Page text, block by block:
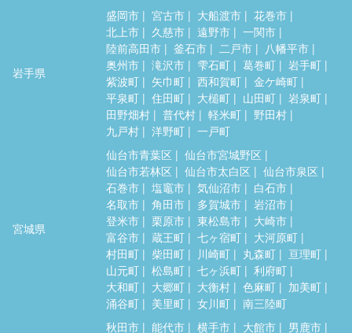
岩手県
盛岡市 宮古市 大船渡市
花巻市
北上市
久慈市 遠野市
一関市
陸前高田市
釜石市 二戸市
八幡平市
奥州市
滝沢市 雫石町 葛巻町
岩手町
紫波町
矢巾町 西和賀町
金ケ崎町
平泉町
住田町 大槌町 山田町
岩泉町
田野畑村
普代村 軽米町
野田村
九戸村
洋野町 一戸町
宮城県
仙台市青葉区
仙台市宮城野区
仙台市若林区
仙台市太白区
仙台市泉区
石巻市
塩竈市 気仙沼市
白石市
名取市
角田市 多賀城市
岩沼市
登米市
栗原市 東松島市
大崎市
富谷市
蔵王町 七ヶ宿町
大河原町
村田町
柴田町 川崎町 丸森町
亘理町
山元町
松島町 七ヶ浜町
利府町
大和町
大郷町 大衡村 色麻町
加美町
涌谷町
美里町 女川町 南三陸町
秋田市 能代市 横手市 大館市
男鹿市